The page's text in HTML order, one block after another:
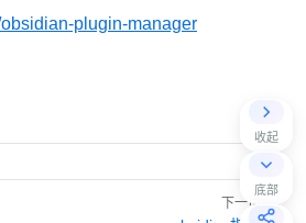
收起
底部
plugin-manager
下一页